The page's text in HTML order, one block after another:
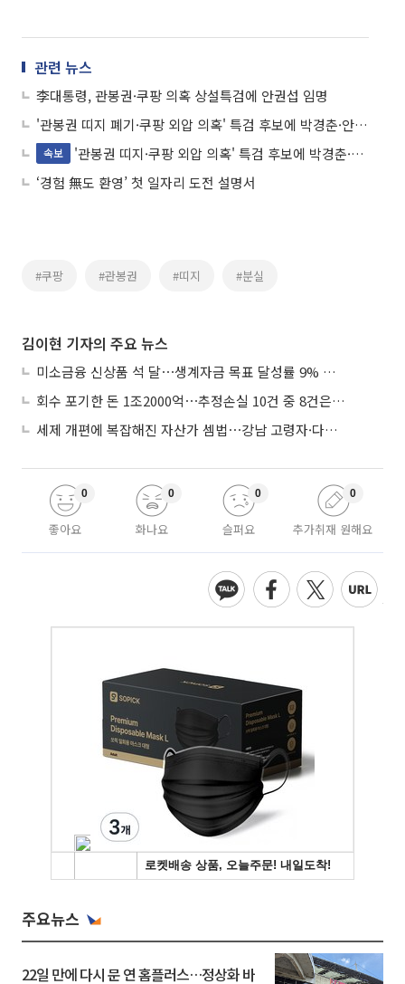
관련 뉴스
李대통령, 관봉권·쿠팡 의혹 상설특검에 안권섭 임명
'관봉권 띠지 폐기·쿠팡 외압 의혹' 특검 후보에 박경춘·안권섭
속보
'관봉권 띠지·쿠팡 외압 의혹' 특검 후보에 박경춘·안권섭
‘경험 無도 환영’ 첫 일자리 도전 설명서
#쿠팡 #관봉권 #띠지 #분실
김이현 기자의 주요 뉴스
미소금융 신상품 석 달⋯생계자금 목표 달성률 9% 그쳐
회수 포기한 돈 1조2000억⋯추정손실 10건 중 8건은 기업대출
세제 개편에 복잡해진 자산가 셈법⋯강남 고령자·다주택자 ‘자산재편 고심’
좋아요
0
화나요
0
슬퍼요
0
추가취재 원해요
0
주요뉴스
22일 만에 다시 문 연 홈플러스…정상화 바